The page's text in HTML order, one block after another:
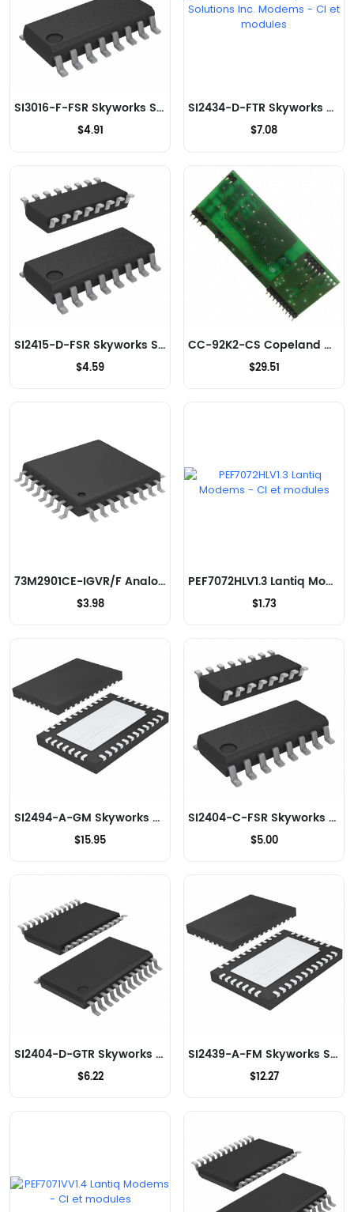
SI3016-F-FSR Skyworks Solutions Inc. Modems - CI et modules
$4.91
SI2434-D-FTR Skyworks Solutions Inc. Modems - CI et modules
$7.08
SI2415-D-FSR Skyworks Solutions Inc. Modems - CI et modules
$4.59
CC-92K2-CS Copeland Communications Inc. Modems - CI et modules
$29.51
73M2901CE-IGVR/F Analog Devices Inc./Maxim Integrated Modems - CI et modules
$3.98
PEF7072HLV1.3 Lantiq Modems - CI et modules
$1.73
SI2494-A-GM Skyworks Solutions Inc. Modems - CI et modules
$15.95
SI2404-C-FSR Skyworks Solutions Inc. Modems - CI et modules
$5.00
SI2404-D-GTR Skyworks Solutions Inc. Modems - CI et modules
$6.22
SI2439-A-FM Skyworks Solutions Inc. Modems - CI et modules
$12.27